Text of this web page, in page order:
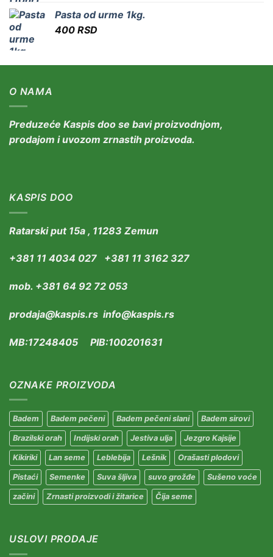
Pasta od urme 1kg.
400 RSD
O NAMA
Preduzeće Kaspis doo se bavi proizvodnjom,
prodajom i uvozom zrnastih proizvoda.
KASPIS DOO
Ratarski put 15a , 11283 Zemun
+381 11 4034 027 +381 11 3162 327
mob. +381 64 92 72 053
prodaja@kaspis.rs info@kaspis.rs
MB:17248405 PIB:100201631
OZNAKE PROIZVODA
Badem Badem pečeni Badem pečeni slani Badem sirovi
Brazilski orah Indijski orah Jestiva ulja Jezgro Kajsije
Kikiriki Lan seme Leblebija Lešnik Orašasti plodovi
Pistaći Semenke Suva šljiva suvo grožđe Sušeno voće
začini Zrnasti proizvodi i žitarice Čija seme
USLOVI PRODAJE